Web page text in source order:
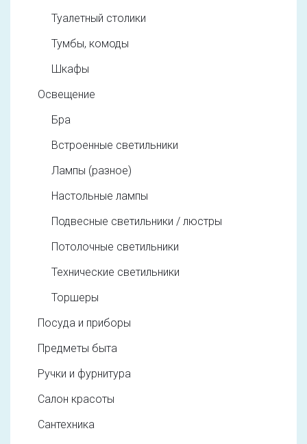
Туалетный столики
Тумбы, комоды
Шкафы
Освещение
Бра
Встроенные светильники
Лампы (разное)
Настольные лампы
Подвесные светильники / люстры
Потолочные светильники
Технические светильники
Торшеры
Посуда и приборы
Предметы быта
Ручки и фурнитура
Салон красоты
Сантехника